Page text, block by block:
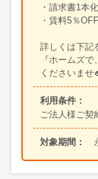
・請求書1本
・賃料5％
詳しくは下記
『ホームズ
くださいませ
利用条件：
ご法人様ご契
対象期間：